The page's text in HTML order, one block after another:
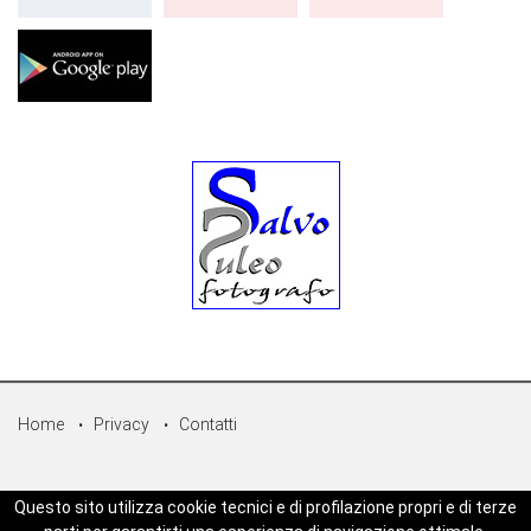
Home Privacy Contatti
© Copyright 2026 - Sicilpress Publisher soc.coop - P.Iva:
07050860829 - WEBSICILIANEWS è una testata registrata - Aut. del
Questo sito utilizza cookie tecnici e di profilazione propri e di terze